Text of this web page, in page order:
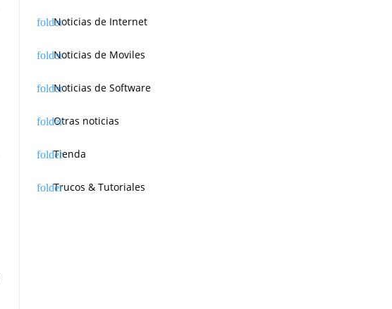
Noticias de Internet
Noticias de Moviles
Noticias de Software
Otras noticias
Tienda
Trucos & Tutoriales